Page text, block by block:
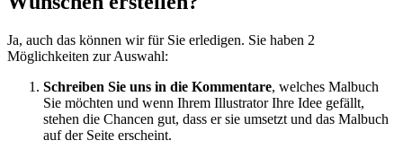
Ja, auch das können wir für Sie erledigen. Sie haben 2
Möglichkeiten zur Auswahl:
Schreiben Sie uns in die Kommentare, welches Malbuch
Sie möchten und wenn Ihrem Illustrator Ihre Idee gefällt,
stehen die Chancen gut, dass er sie umsetzt und das Malbuch
auf der Seite erscheint.